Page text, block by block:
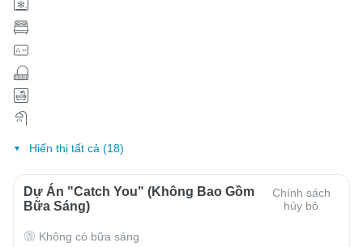
Hiển thị tất cả (18)
Dự Án "Catch You" (Không Bao Gồm
Bữa Sáng)
Chính sách
hủy bỏ
Không có bữa sáng